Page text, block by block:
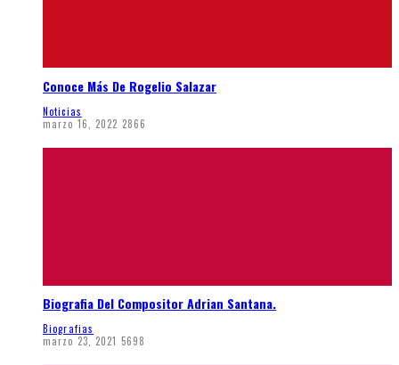
Conoce Más De Rogelio Salazar
Noticias
marzo 16, 2022 2866
Biografia Del Compositor Adrian Santana.
Biografias
marzo 23, 2021 5698